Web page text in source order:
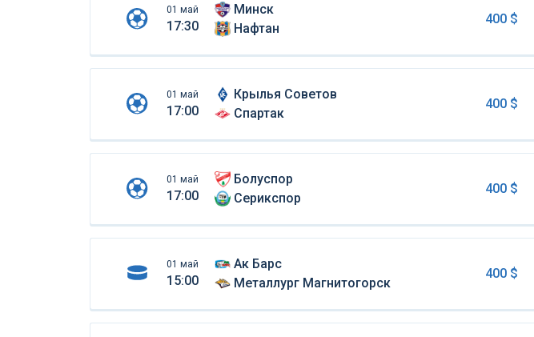
01 май
17:30
Минск
Нафтан
400 $
01 май
17:00
Крылья Советов
Спартак
400 $
01 май
17:00
Болуспор
Серикспор
400 $
01 май
15:00
Ак Барс
Металлург Магнитогорск
400 $